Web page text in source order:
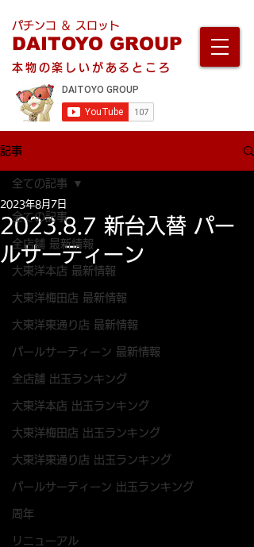
パチンコ ＆ スロット
DAITOYO GROUP
本物の楽しいがあるところ
記事
全ての記事
全店舗 最新情報
大東洋本店 最新情報
大東洋梅田店 最新情報
大東洋東通り店 最新情報
パールサーティーン 最新情報
全店舗 出玉ランキング
大東洋本店 出玉ランキング
大東洋梅田店 出玉ランキング
大東洋東通り店 出玉ランキング
パールサーティーン 出玉ランキング
周年
リニューアル
全ての記事
2023.8.7 新台入替 パー
ルサーティーン
2023年8月7日